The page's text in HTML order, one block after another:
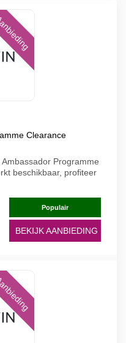
Clearance
Programme
beschikbaar, profiteer
Populair
BEKIJK AANBIEDING